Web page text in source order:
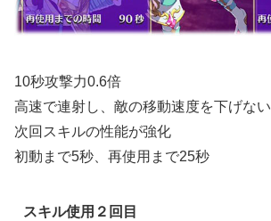
10秒攻撃力0.6倍
高速で連射し、敵の移動速度を下げない
次回スキルの性能が強化
初動まで5秒、再使用まで25秒
スキル使用２回目